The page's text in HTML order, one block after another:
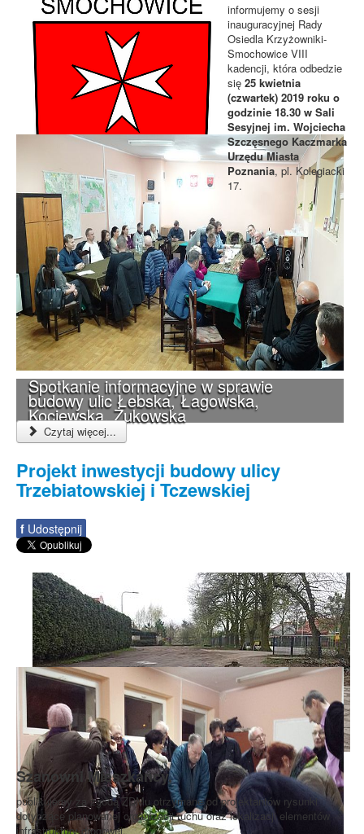
Spotkanie informacyjne w sprawie
budowy ulic Łebska, Łagowska,
Kociewska, Żukowska
informujemy o sesji
inauguracyjnej Rady
Osiedla Krzyżowniki-
Smochowice VIII
kadencji, która odbedzie
się 25 kwietnia
(czwartek) 2019 roku o
godzinie 18.30 w Sali
Sesyjnej im. Wojciecha
Szczęsnego Kaczmarka
Urzędu Miasta
Poznania, pl. Kolegiacki
17.
Czytaj więcej...
Projekt inwestycji budowy ulicy
Trzebiatowskiej i Tczewskiej
f Udostępnij
Szanowni Mieszkańcy,
publikujemy za zgodą ZDMu otrzymane od projektantów rysunki
dotyczące planowanej organizacji ruchu oraz lokalizacji elementów
infrastruktury drogowej.